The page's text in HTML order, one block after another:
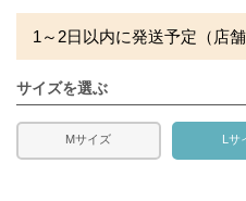
1～2日以内に発送予定（店舗
サイズを選ぶ
Mサイズ Lサ